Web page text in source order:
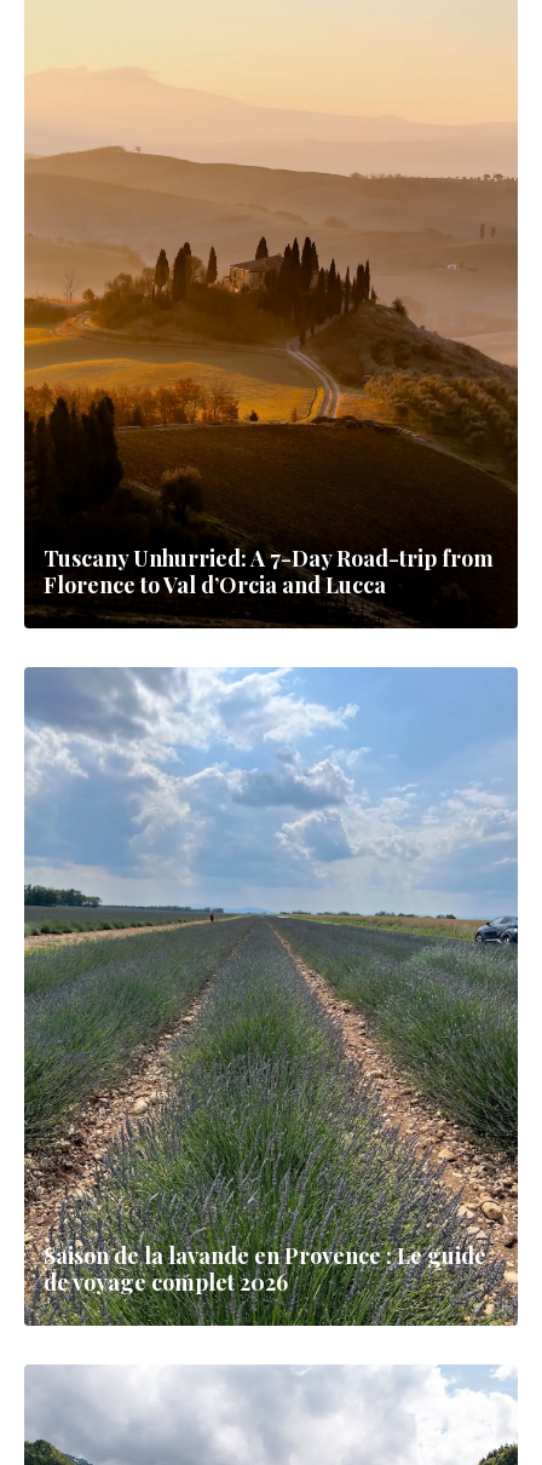
Tuscany Unhurried: A 7-Day Road-trip from
Florence to Val d’Orcia and Lucca
Saison de la lavande en Provence : Le guide
de voyage complet 2026